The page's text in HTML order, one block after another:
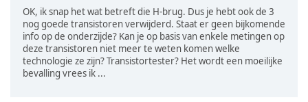
OK, ik snap het wat betreft die H-brug. Dus je hebt ook de 3
nog goede transistoren verwijderd. Staat er geen bijkomende
info op de onderzijde? Kan je op basis van enkele metingen op
deze transistoren niet meer te weten komen welke
technologie ze zijn? Transistortester? Het wordt een moeilijke
bevalling vrees ik ...